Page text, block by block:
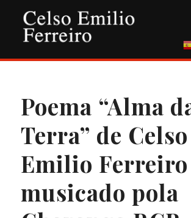
Poema “Alma
Terra” de Celso
Emilio Ferreiro
musicado pola